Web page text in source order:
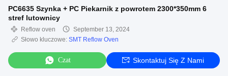
PC6635 Szynka + PC Piekarnik z powrotem 2300*350mm 6
stref lutownicy
Reflow oven
September 13, 2024
Słowo kluczowe: SMT Reflow Oven
Czat Skontaktuj Się Z Nami